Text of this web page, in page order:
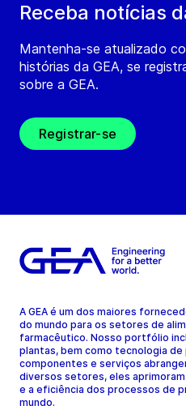
Receba notícias
Mantenha-se atualizado
histórias da GEA, se
sobre a GEA.
Registrar-se
A GEA é um dos maiores
do mundo para os setores de
farmacêutico. Nosso portfólio
plantas, bem como tecnologia de
componentes e serviços
diversos setores, eles
e a eficiência dos processos de
mundo.